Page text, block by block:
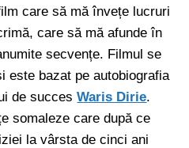
care să mă învețe lucruri
care să mă afunde în
secvențe. Filmul se
este bazat pe autobiografia
de succesWaris Dirie.
somaleze care după ce
la vârsta de cinci ani